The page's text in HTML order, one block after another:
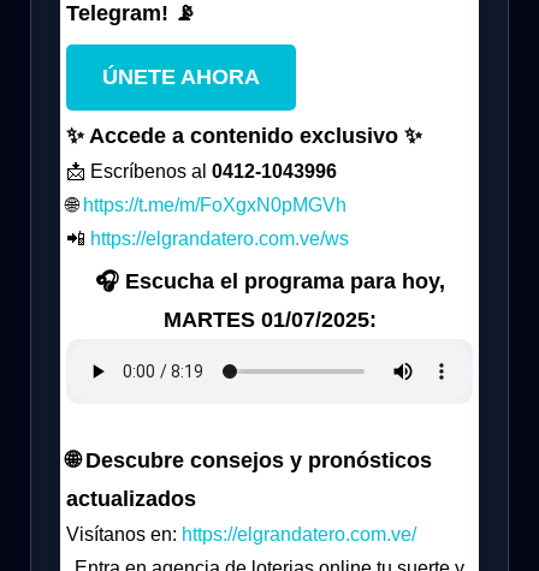
Telegram! 📡
ÚNETE AHORA
✨ Accede a contenido exclusivo ✨
📩 Escríbenos al 0412-1043996
🌐 https://t.me/m/FoXgxN0pMGVh
📲 https://elgrandatero.com.ve/ws
🎧 Escucha el programa para hoy,
MARTES 01/07/2025:
🌐 Descubre consejos y pronósticos
actualizados
Visítanos en: https://elgrandatero.com.ve/